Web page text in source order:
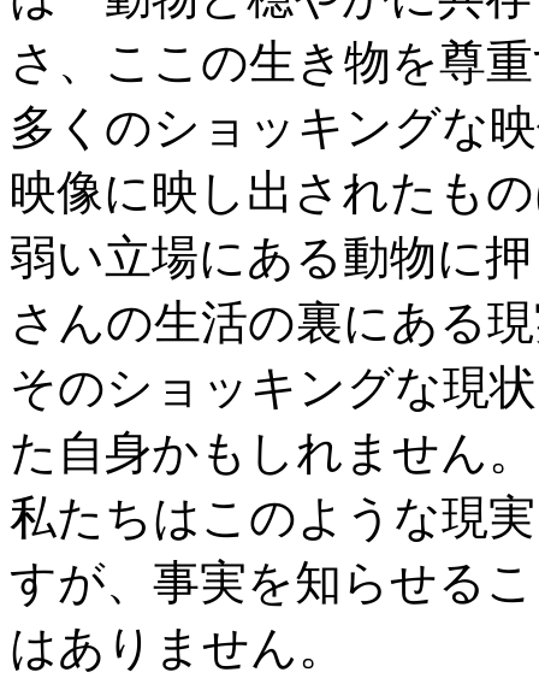
さ、ここの生き物を尊
多くのショッキングな
映像に映し出されたも
弱い立場にある動物に
さんの生活の裏にある
そのショッキングな現
た自身かもしれません。
私たちはこのような現
すが、事実を知らせる
はありません。